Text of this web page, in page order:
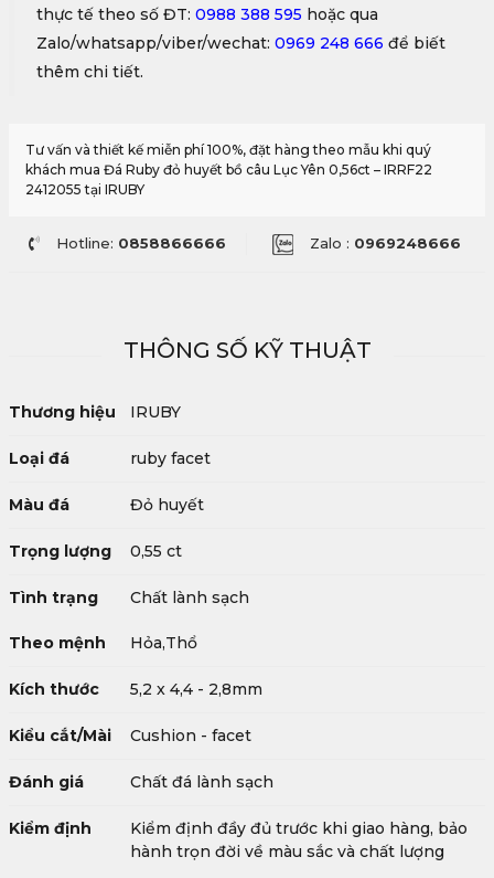
thực tế theo số ĐT: 0988 388 595 hoặc qua
Zalo/whatsapp/viber/wechat: 0969 248 666 để biết
thêm chi tiết.
Tư vấn và thiết kế miễn phí 100%, đặt hàng theo mẫu khi quý
khách mua Đá Ruby đỏ huyết bồ câu Lục Yên 0,56ct – IRRF22
2412055 tại IRUBY
Hotline: 0858866666 Zalo : 0969248666
THÔNG SỐ KỸ THUẬT
Thương hiệu IRUBY
Loại đá ruby facet
Màu đá Đỏ huyết
Trọng lượng 0,55 ct
Tình trạng Chất lành sạch
Theo mệnh Hỏa,Thổ
Kích thước 5,2 x 4,4 - 2,8mm
Kiểu cắt/Mài Cushion - facet
Đánh giá Chất đá lành sạch
Kiểm định
Kiểm định đầy đủ trước khi giao hàng, bảo
hành trọn đời về màu sắc và chất lượng